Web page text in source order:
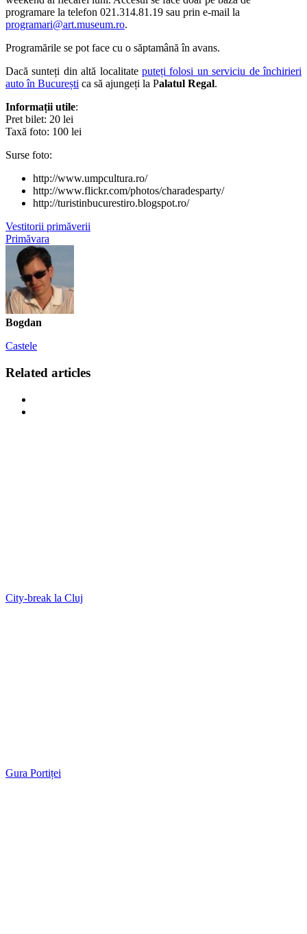
programare la telefon 021.314.81.19 sau prin e-mail la
programari@art.museum.ro.
Programările se pot face cu o săptamână în avans.
Dacă sunteți din altă localitate puteți folosi un serviciu de închirieri
auto în București ca să ajungeți la Palatul Regal.
Informații utile:
Pret bilet: 20 lei
Taxă foto: 100 lei
Surse foto:
http://www.umpcultura.ro/
http://www.flickr.com/photos/charadesparty/
http://turistinbucurestiro.blogspot.ro/
Vestitorii primăverii
Primăvara
Bogdan
Castele
Related articles
City-break la Cluj
Gura Portiței